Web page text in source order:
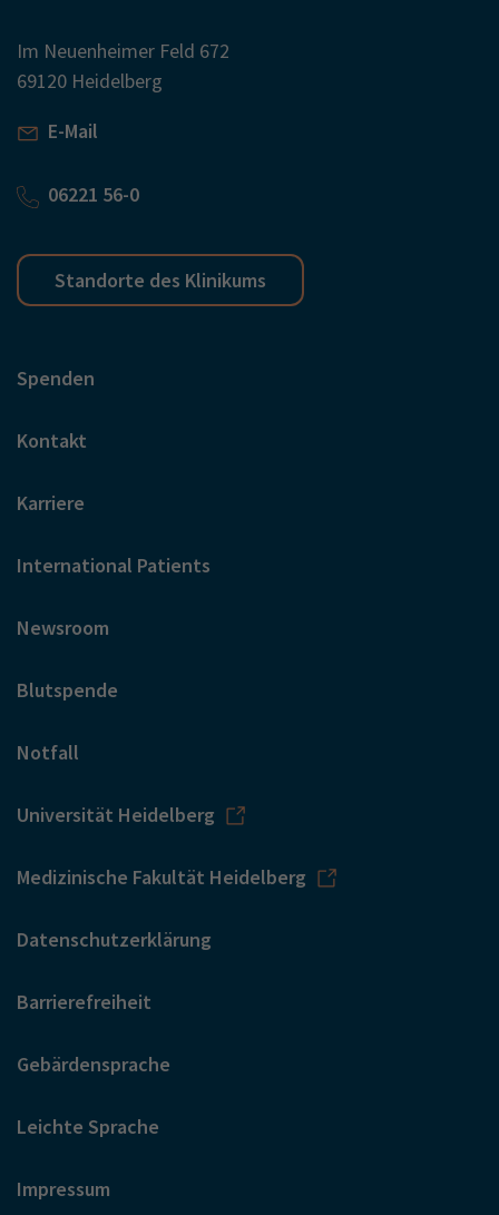
Im Neuenheimer Feld 672
69120 Heidelberg
E-Mail
06221 56-0
Standorte des Klinikums
Spenden
Kontakt
Karriere
International Patients
Newsroom
Blutspende
Notfall
Universität Heidelberg
Medizinische Fakultät Heidelberg
Datenschutzerklärung
Barrierefreiheit
Gebärdensprache
Leichte Sprache
Impressum